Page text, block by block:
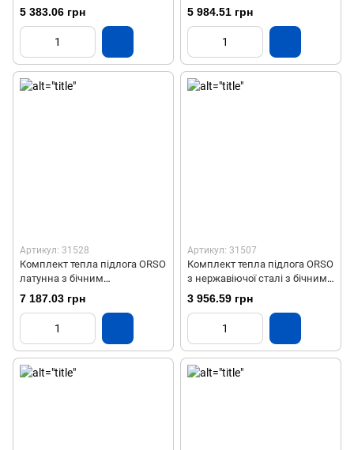
підключенням на 5 виходів
5 383.06 грн
підключенням на 6 виходів
5 984.51 грн
Артикул: 31528
Комплект тепла підлога ORSO
латунна з бічним
підключенням на 8 виходів
7 187.03 грн
Артикул: 31507
Комплект тепла підлога ORSO
з нержавіючої сталі з бічним
підключенням на 3 виходи
3 956.59 грн